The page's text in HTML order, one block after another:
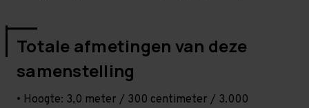
Totale afmetingen van deze
samenstelling
• Hoogte: 3,0 meter / 300 centimeter / 3.000